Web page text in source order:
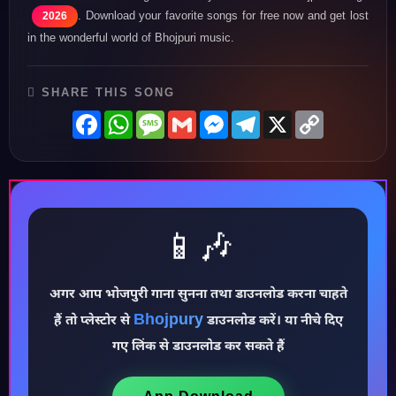
♪
2026
. Download your favorite songs for free now and get lost
in the wonderful world of Bhojpuri music.
SHARE THIS SONG
FacebookWhatsAppMessage
GmailMessenger
Telegram
X
📱🎶
अगर आप भोजपुरी गाना सुनना तथा डाउनलोड करना चाहते
हैं तो प्लेस्टोर से Bhojpuryडाउनलोड करें। या नीचे दिए
गए लिंक से डाउनलोड कर सकते हैं